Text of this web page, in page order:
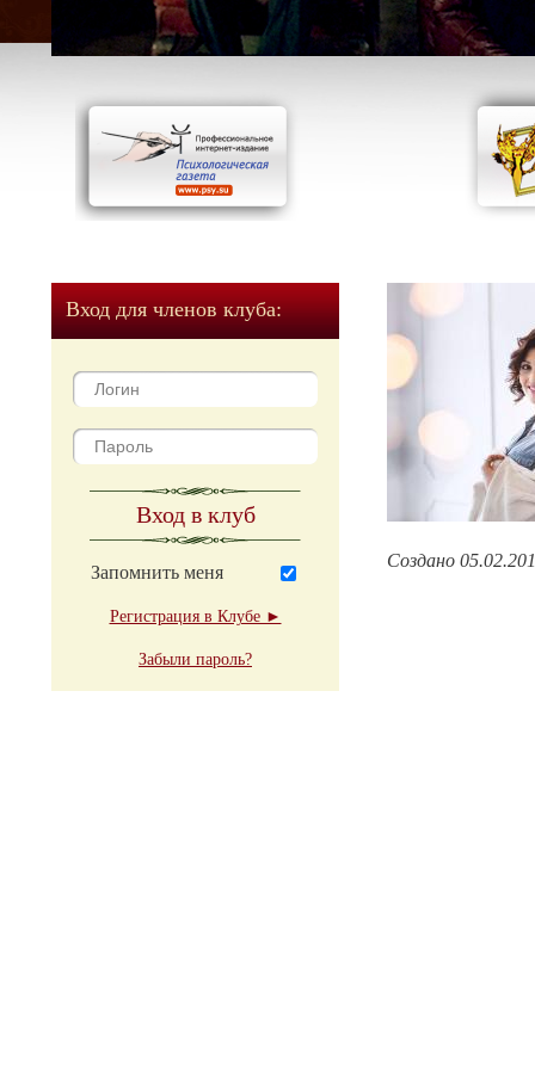
Вход для членов клуба:
Вход в клуб
Запомнить меня
Регистрация в Клубе ►
Забыли пароль?
Создано